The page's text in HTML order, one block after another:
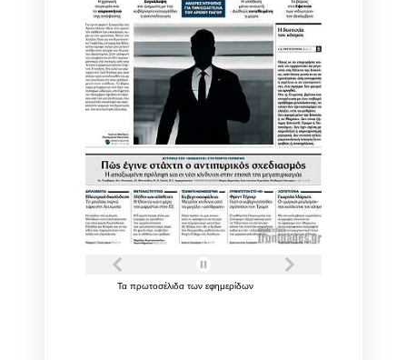
Τα πρωτοσέλιδα των εφημερίδων